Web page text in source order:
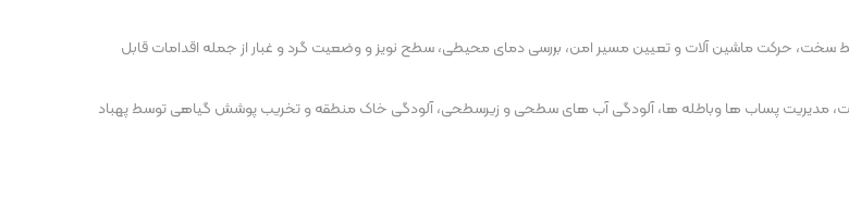
سخت، حرکت ماشین آلات و تعیین مسیر امن، بررسی دمای محیطی، سطح نویز و وضعیت گرد و غبار از جمله اقدامات قابل
مدیریت پساب ها وباطله ها، آلودگی آب های سطحی و زیرسطحی، آلودگی خاک منطقه و تخریب پوشش گیاهی توسط پهباد